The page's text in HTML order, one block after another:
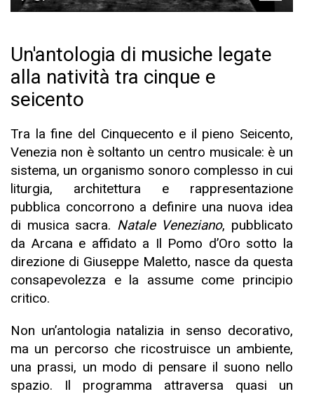
Un'antologia di musiche legate
alla natività tra cinque e
seicento
Tra la fine del Cinquecento e il pieno Seicento,
Venezia non è soltanto un centro musicale: è un
sistema, un organismo sonoro complesso in cui
liturgia, architettura e rappresentazione
pubblica concorrono a definire una nuova idea
di musica sacra. Natale Veneziano, pubblicato
da Arcana e affidato a Il Pomo d’Oro sotto la
direzione di Giuseppe Maletto, nasce da questa
consapevolezza e la assume come principio
critico.
Non un’antologia natalizia in senso decorativo,
ma un percorso che ricostruisce un ambiente,
una prassi, un modo di pensare il suono nello
spazio. Il programma attraversa quasi un